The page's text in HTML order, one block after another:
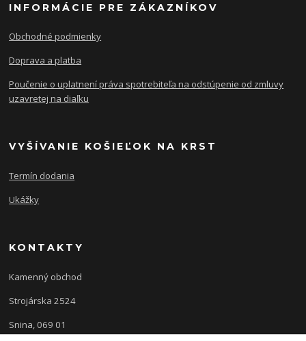
INFORMÁCIE PRE ZÁKAZNÍKOV
Obchodné podmienky
Doprava a platba
Poučenie o uplatnení práva spotrebiteľa na odstúpenie od zmluvy
uzavretej na diaľku
VYŠÍVANIE KOŠIEĽOK NA KRST
Termín dodania
Ukážky
KONTAKTY
Kamenný obchod
Strojárska 2524
Snina, 069 01